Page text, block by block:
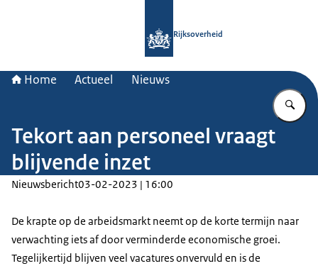
Rijksoverheid
Home Actueel Nieuws
Tekort aan personeel vraagt
blijvende inzet
Nieuwsbericht03-02-2023 | 16:00
De krapte op de arbeidsmarkt neemt op de korte termijn naar
verwachting iets af door verminderde economische groei.
Tegelijkertijd blijven veel vacatures onvervuld en is de